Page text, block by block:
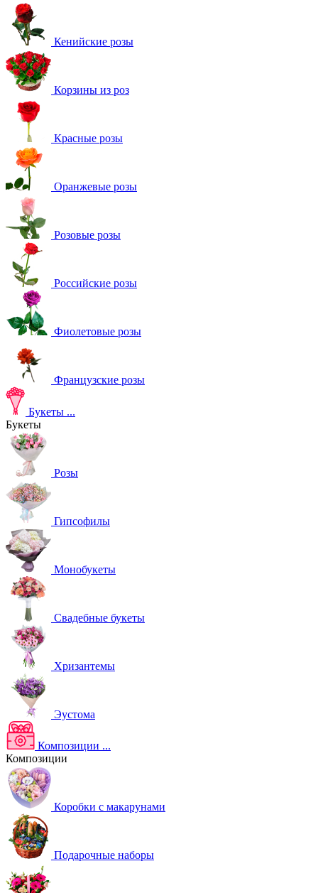
Кенийские розы
Корзины из роз
Красные розы
Оранжевые розы
Розовые розы
Российские розы
Фиолетовые розы
Французские розы
Букеты ...
Букеты
Розы
Гипсофилы
Монобукеты
Свадебные букеты
Хризантемы
Эустома
Композиции ...
Композиции
Коробки с макарунами
Подарочные наборы